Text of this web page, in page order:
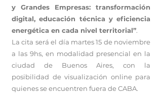
y Grandes Empresas: transformación
digital, educación técnica y eficiencia
energética en cada nivel territorial”.
La cita será el día martes 15 de noviembre
a las 9hs, en modalidad presencial en la
ciudad de Buenos Aires, con la
posibilidad de visualización online para
quienes se encuentren fuera de CABA.